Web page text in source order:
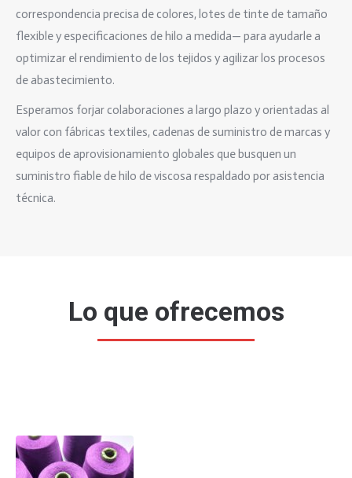
correspondencia precisa de colores, lotes de tinte de tamaño
flexible y especificaciones de hilo a medida— para ayudarle a
optimizar el rendimiento de los tejidos y agilizar los procesos
de abastecimiento.
Esperamos forjar colaboraciones a largo plazo y orientadas al
valor con fábricas textiles, cadenas de suministro de marcas y
equipos de aprovisionamiento globales que busquen un
suministro fiable de hilo de viscosa respaldado por asistencia
técnica.
Lo que ofrecemos